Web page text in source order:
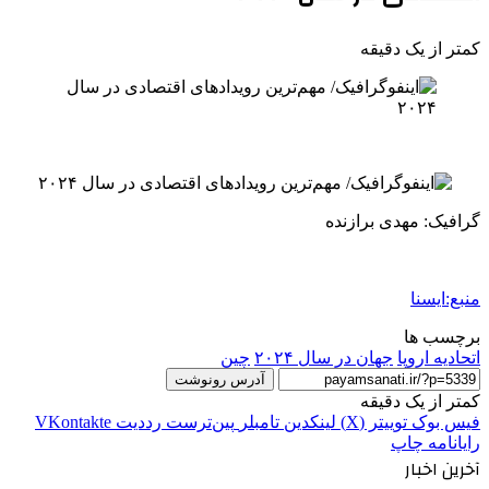
کمتر از یک دقیقه
گرافیک: مهدی برازنده
منبع:ایسنا
برچسب ها
اتحاديه اروپا جهان در سال ۲۰۲۴ چین
آدرس رونوشت
کمتر از یک دقیقه
فیس بوک توییتر (X) لینکدین ‫تامبلر ‫پین‌ترست ‫رددیت ‫VKontakte
رایانامه چاپ
آخرین اخبار